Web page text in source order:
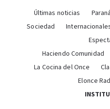
Últimas noticias Paraná
Sociedad
Haciendo Comunidad
La Cocina del Once
Elonce